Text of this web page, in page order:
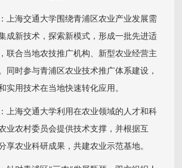
海交通大学围绕青浦区农业产业发展需
成新技术，探索新模式，形成一批先进适
联合当地农技推广机构、新型农业经营主
同时参与青浦区农业技术推广体系建设，
实用技术在当地快速转化应用。
海交通大学利用在农业领域的人才和科
业农村委员会提供技术支撑，并根据互
享农业科研成果，共建农业示范基地。